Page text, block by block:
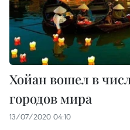
Хойан вошел в
городов мира
13/07/2020 04:10